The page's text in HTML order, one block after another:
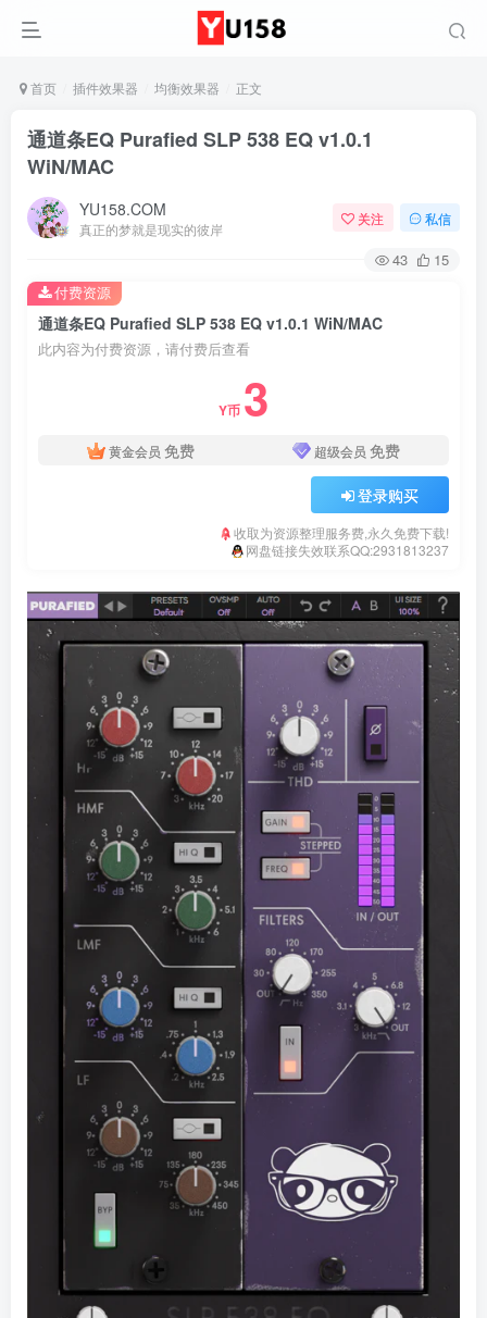
首页 插件效果器 均衡效果器 正文
通道条EQ Purafied SLP 538 EQ v1.0.1
WiN/MAC
YU158.COM
真正的梦就是现实的彼岸
关注 私信
43 15
通道条EQ Purafied SLP 538 EQ v1.0.1 WiN/MAC
此内容为付费资源，请付费后查看
Y币 3
黄金会员 免费 超级会员 免费
登录购买
收取为资源整理服务费,永久免费下载!
网盘链接失效联系QQ:2931813237
付费资源